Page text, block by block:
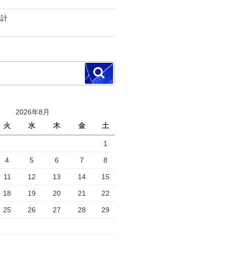
検
索
2026年8月
火 水 木 金 土
1
4 5 6 7 8
11 12 13 14 15
18 19 20 21 22
25 26 27 28 29